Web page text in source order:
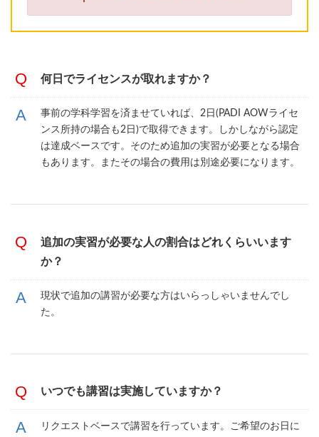
何日でライセンスが取れますか？
事前の学科学習を済ませていれば、2日(PADI AOWライセ
ンス所持の場合も2日)で取得できます。しかしながら認定
は達成ベースです。そのため追加の実習が必要となる場合
もあります。またその場合の費用は別途必要になります。
追加の実習が必要な人の割合はどれくらいいます
か？
現状で追加の講習が必要な方はいらっしゃいませんでし
た。
いつでも講習は実施していますか？
リクエストベースで講習を行っています。ご希望のお日に